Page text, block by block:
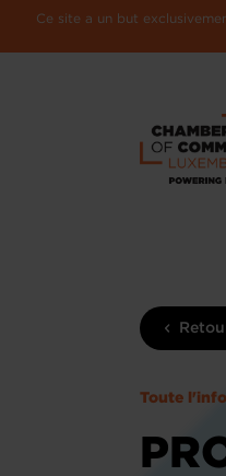
Ce site a un but
Toute